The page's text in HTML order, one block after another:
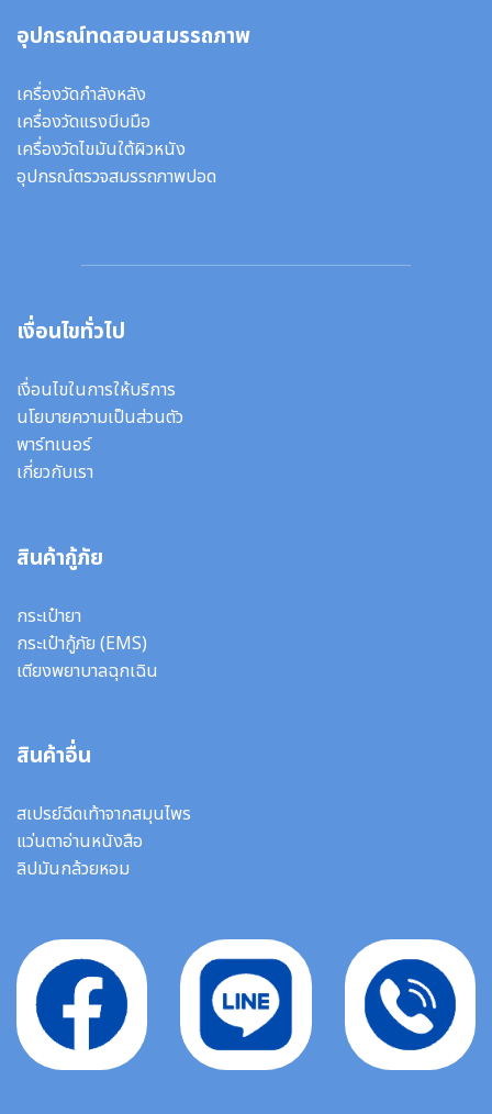
อุปกรณ์ทดสอบสมรรถภาพ
เครื่องวัดกำลังหลัง
เครื่องวัดแรงบีบมือ
เครื่องวัดไขมันใต้ผิวหนัง
อุปกรณ์ตรวจสมรรถภาพปอด
เงื่อนไขทั่วไป
เงื่อนไขในการให้บริการ
นโยบายความเป็นส่วนตัว
พาร์ทเนอร์
เกี่ยวกับเรา
สินค้ากู้ภัย
กระเป๋ายา
กระเป๋ากู้ภัย (EMS)
เตียงพยาบาลฉุกเฉิน
สินค้าอื่น
สเปรย์ฉีดเท้าจากสมุนไพร
แว่นตาอ่านหนังสือ
ลิปมันกล้วยหอม